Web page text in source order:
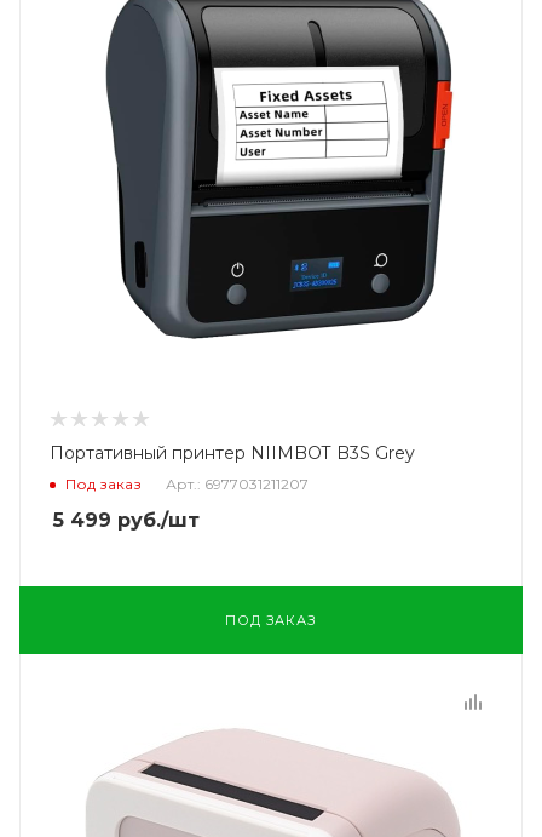
Портативный принтер NIIMBOT B3S Grey
Под заказ Арт.: 6977031211207
5 499 руб./шт
ПОД ЗАКАЗ